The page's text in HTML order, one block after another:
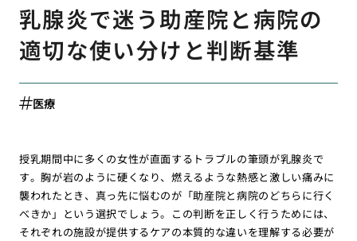
乳腺炎で迷う助産院と病院の
適切な使い分けと判断基準
医療
授乳期間中に多くの女性が直面するトラブルの筆頭が乳腺炎で
す。胸が岩のように硬くなり、燃えるような熱感と激しい痛みに
襲われたとき、真っ先に悩むのが「助産院と病院のどちらに行く
べきか」という選択でしょう。この判断を正しく行うためには、
それぞれの施設が提供するケアの本質的な違いを理解する必要が